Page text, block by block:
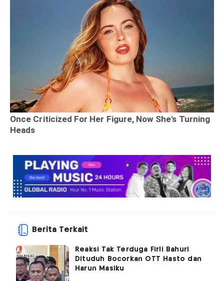
Berita Terkait
Reaksi Tak Terduga Firli Bahuri
Dituduh Bocorkan OTT Hasto dan
Harun Masiku